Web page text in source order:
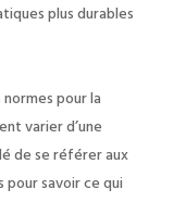
plus durables
pour la
varier d’une
de se référer aux
savoir ce qui